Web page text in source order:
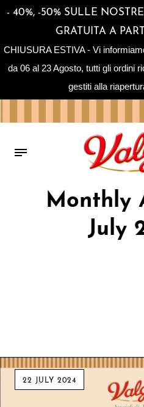
- 40%, -50% SULLE
GRATUITA A
CHIUSURA ESTIVA - Vi
da 06 al 23 Agosto, tutti gli ordini
gestiti alla
Home /
Monthly
July
22 JULY 2024